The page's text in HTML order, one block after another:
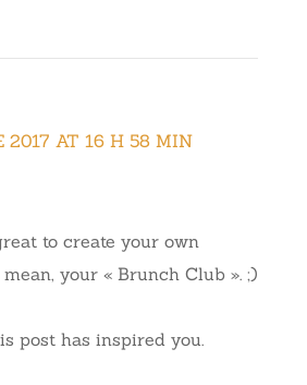
2017 AT 16 H 58 MIN
to create your own
your « Brunch Club ». ;)
post has inspired you.